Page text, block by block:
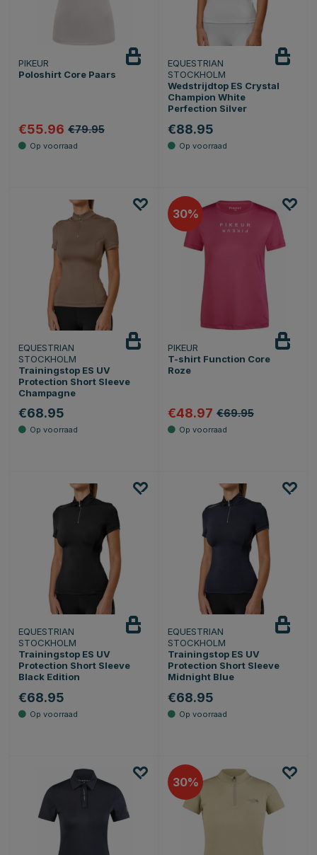
PIKEUR
Poloshirt Core Paars
€55.96 €79.95
EQUESTRIAN
STOCKHOLM
Wedstrijdtop ES Crystal
Champion White
Perfection Silver
€88.95
EQUESTRIAN
STOCKHOLM
Trainingstop ES UV
Protection Short Sleeve
Champagne
€68.95
30
PIKEUR
T-shirt Function Core
Roze
€48.97 €69.95
EQUESTRIAN
STOCKHOLM
Trainingstop ES UV
Protection Short Sleeve
Black Edition
€68.95
EQUESTRIAN
STOCKHOLM
Trainingstop ES UV
Protection Short Sleeve
Midnight Blue
€68.95
30